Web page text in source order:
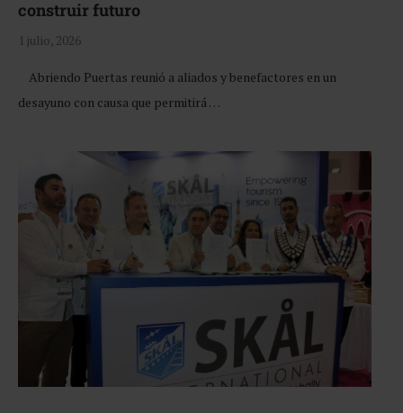
construir futuro
1 julio, 2026
Abriendo Puertas reunió a aliados y benefactores en un
desayuno con causa que permitirá …